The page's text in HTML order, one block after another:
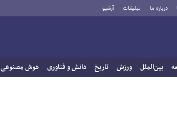
درباره ما تبلیغات آرشیو
بین‌الملل ورزش تاریخ دانش و فناوری هوش مصنوعی